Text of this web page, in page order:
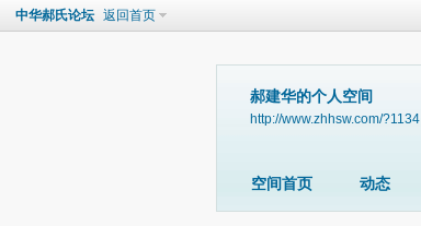
中华郝氏论坛 返回首页
郝建华的个人空间
http://www.zhhsw.com/?1134
空间首页 动态